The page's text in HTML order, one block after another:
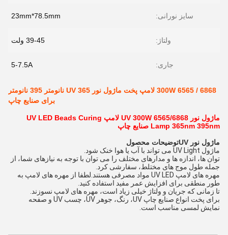
سایز نورانی: 23mm*78.5mm
ولتاژ: 39-45 ولت
جاری: 5-7.5A
300W 6565 / 6868 لامپ پخت ماژول نور UV 365 نانومتر 395 نانومتر
برای صنایع چاپ
ماژول نور UV 300W 6565/6868 لامپ UV LED Beads Curing
Lamp 365nm 395nm صنایع چاپ
ماژول نور UV
توضیحات محصول
ماژول UV Light می تواند با آب یا هوا خنک شود.
توان ها، اندازه ها و مدارهای مختلف را می توان با توجه به نیازهای شما، از
جمله طول موج های مختلط، سفارشی کرد.
مهره های لامپ UV LED مواد مصرفی هستند.لطفا از مهره های لامپ به
طور منطقی برای افزایش عمر مفید استفاده کنید.
تا زمانی که جریان و ولتاژ خیلی زیاد است، مهره های لامپ نسوزند.
برای پخت انواع صنایع چاپ UV، رنگ، جوهر UV، چسب UV و صفحه
نمایش لمسی مناسب است.